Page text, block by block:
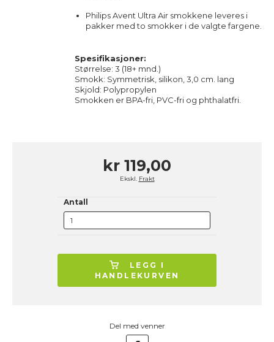
Philips Avent Ultra Air smokkene leveres i
pakker med to smokker i de valgte fargene.
Spesifikasjoner:
Størrelse: 3 (18+ mnd.)
Smokk: Symmetrisk, silikon, 3,0 cm. lang
Skjold: Polypropylen
Smokken er BPA-fri, PVC-fri og phthalatfri.
kr 119,00
Ekskl. Frakt
Antall
LEGG I
HANDLEKURVEN
Del med venner